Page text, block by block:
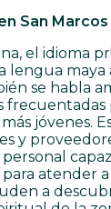
San Marcos
el idioma
lengua
se habla
frecuentadas
jóvenes.
y
atender
a